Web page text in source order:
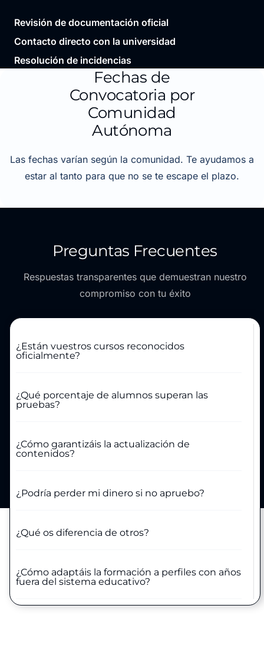
Revisión de documentación oficial
Contacto directo con la universidad
Resolución de incidencias
Fechas de
Convocatoria por
Comunidad
Autónoma
Las fechas varían según la comunidad. Te ayudamos a
estar al tanto para que no se te escape el plazo.
Preguntas Frecuentes
Respuestas transparentes que demuestran nuestro
compromiso con tu éxito
¿Están vuestros cursos reconocidos
oficialmente?
¿Qué porcentaje de alumnos superan las
pruebas?
¿Cómo garantizáis la actualización de
contenidos?
¿Podría perder mi dinero si no apruebo?
¿Qué os diferencia de otros?
¿Cómo adaptáis la formación a perfiles con años
fuera del sistema educativo?